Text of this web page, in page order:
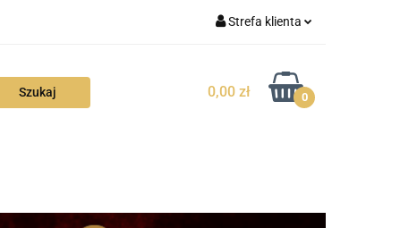
Strefa klienta
Zaloguj się
Zarejestruj się
0,00 zł 0